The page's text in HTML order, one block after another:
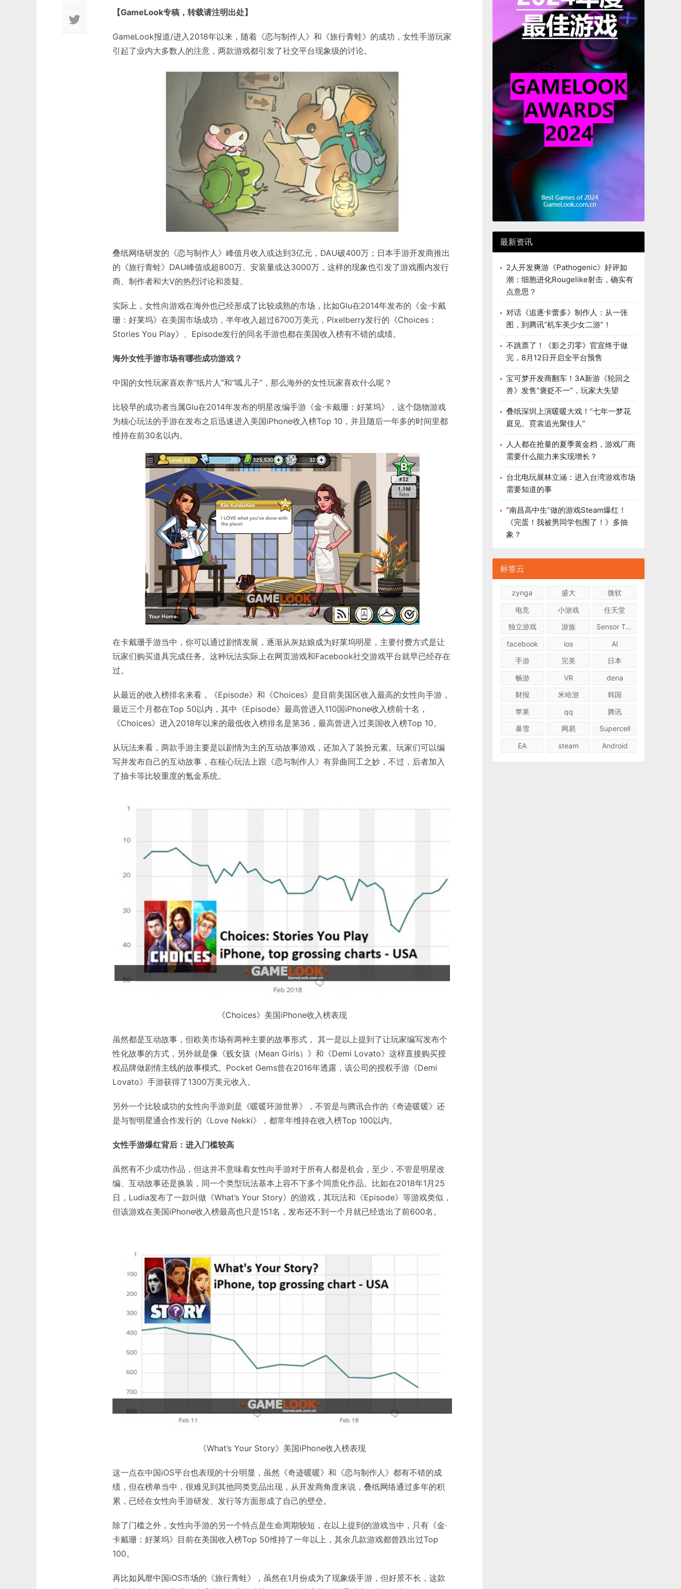
【GameLook专稿，转载请注明出处】
GameLook报道/进入2018年以来，随着《恋与制作人》和《旅行青蛙》的成功，女性手游玩家
引起了业内大多数人的注意，两款游戏都引发了社交平台现象级的讨论。
叠纸网络研发的《恋与制作人》峰值月收入或达到3亿元，DAU破400万；日本手游开发商推出
的《旅行青蛙》DAU峰值或超800万、安装量或达3000万，这样的现象也引发了游戏圈内发行
商、制作者和大V的热烈讨论和质疑。
实际上，女性向游戏在海外也已经形成了比较成熟的市场，比如Glu在2014年发布的《金·卡戴
珊：好莱坞》在美国市场成功，半年收入超过6700万美元，Pixelberry发行的《Choices：
Stories You Play》、Episode发行的同名手游也都在美国收入榜有不错的成绩。
海外女性手游市场有哪些成功游戏？
中国的女性玩家喜欢养“纸片人”和“呱儿子”，那么海外的女性玩家喜欢什么呢？
比较早的成功者当属Glu在2014年发布的明星改编手游《金·卡戴珊：好莱坞》，这个隐物游戏
为核心玩法的手游在发布之后迅速进入美国iPhone收入榜Top 10，并且随后一年多的时间里都
维持在前30名以内。
在卡戴珊手游当中，你可以通过剧情发展，逐渐从灰姑娘成为好莱坞明星，主要付费方式是让
玩家们购买道具完成任务。这种玩法实际上在网页游戏和Facebook社交游戏平台就早已经存在
过。
从最近的收入榜排名来看，《Episode》和《Choices》是目前美国区收入最高的女性向手游，
最近三个月都在Top 50以内，其中《Episode》最高曾进入110国iPhone收入榜前十名，
《Choices》进入2018年以来的最低收入榜排名是第36，最高曾进入过美国收入榜Top 10。
从玩法来看，两款手游主要是以剧情为主的互动故事游戏，还加入了装扮元素。玩家们可以编
写并发布自己的互动故事，在核心玩法上跟《恋与制作人》有异曲同工之妙，不过，后者加入
了抽卡等比较重度的氪金系统。
《Choices》美国iPhone收入榜表现
虽然都是互动故事，但欧美市场有两种主要的故事形式， 其一是以上提到了让玩家编写发布个
性化故事的方式，另外就是像《贱女孩（Mean Girls）》和《Demi Lovato》这样直接购买授
权品牌做剧情主线的故事模式。Pocket Gems曾在2016年透露，该公司的授权手游《Demi
Lovato》手游获得了1300万美元收入。
另外一个比较成功的女性向手游则是《暖暖环游世界》，不管是与腾讯合作的《奇迹暖暖》还
是与智明星通合作发行的《Love Nekki》，都常年维持在收入榜Top 100以内。
女性手游爆红背后：进入门槛较高
虽然有不少成功作品，但这并不意味着女性向手游对于所有人都是机会，至少，不管是明星改
编、互动故事还是换装，同一个类型玩法基本上容不下多个同质化作品。比如在2018年1月25
日，Ludia发布了一款叫做《What’s Your Story》的游戏，其玩法和《Episode》等游戏类似，
但该游戏在美国iPhone收入榜最高也只是151名，发布还不到一个月就已经迭出了前600名。
《What’s Your Story》美国iPhone收入榜表现
这一点在中国iOS平台也表现的十分明显，虽然《奇迹暖暖》和《恋与制作人》都有不错的成
绩，但在榜单当中，很难见到其他同类竞品出现，从开发商角度来说，叠纸网络通过多年的积
累，已经在女性向手游研发、发行等方面形成了自己的壁垒。
除了门槛之外，女性向手游的另一个特点是生命周期较短，在以上提到的游戏当中，只有《金·
卡戴珊：好莱坞》目前在美国收入榜Top 50维持了一年以上，其余几款游戏都曾跌出过Top
100。
再比如风靡中国iOS市场的《旅行青蛙》，虽然在1月份成为了现象级手游，但好景不长，这款
最新资讯
2人开发爽游《Pathogenic》好评如
潮：细胞进化Rougelike射击，确实有
点意思？
对话《追逐卡蕾多》制作人：从一张
图，到腾讯“机车美少女二游”！
不跳票了！《影之刃零》官宣终于做
完，8月12日开启全平台预售
宝可梦开发商翻车！3A新游《轮回之
兽》发售“褒贬不一”，玩家大失望
叠纸深圳上演暖暖大戏！“七年一梦花
庭见、霓裳追光聚佳人”
人人都在抢量的夏季黄金档，游戏厂商
需要什么能力来实现增长？
台北电玩展林立涵：进入台湾游戏市场
需要知道的事
“南昌高中生”做的游戏Steam爆红！
《完蛋！我被男同学包围了！》多抽
象？
标签云
zynga 盛大
微软
电竞
小游戏
任天堂
独立游戏
游族
Sensor Tower
facebook
ios
AI
手游
完美
日本
畅游
VR
dena
财报
米哈游
韩国
苹果
qq
腾讯
暴雪
网易
Supercell
EA
steam Android